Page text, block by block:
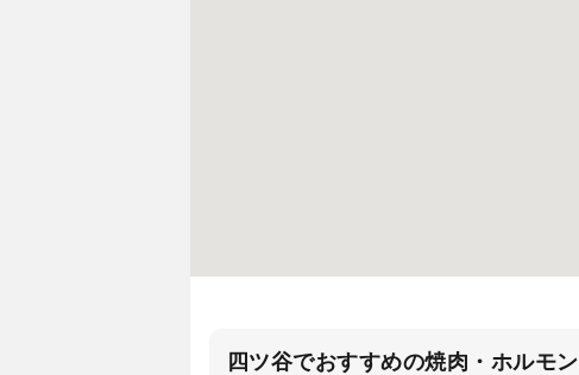
四ツ谷でおすすめの焼肉・ホルモン